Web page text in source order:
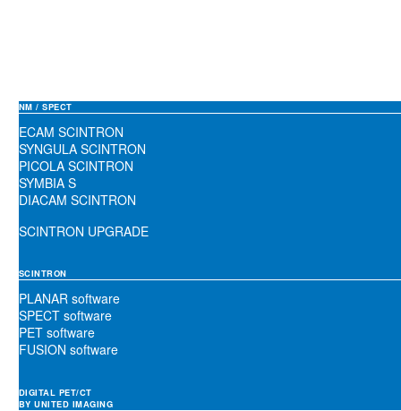
NM / SPECT
ECAM SCINTRON
SYNGULA SCINTRON
PICOLA SCINTRON
SYMBIA S
DIACAM SCINTRON
SCINTRON UPGRADE
SCINTRON
PLANAR software
SPECT software
PET software
FUSION software
DIGITAL PET/CT
BY UNITED IMAGING